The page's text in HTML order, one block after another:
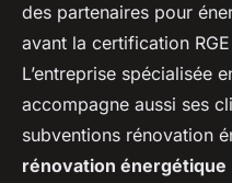
des partenaires pour
avant la certification
L’entreprise spécialisée
accompagne aussi ses
subventions rénovation
rénovation énergétique